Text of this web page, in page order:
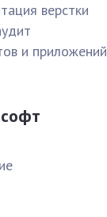
верстки
и приложений